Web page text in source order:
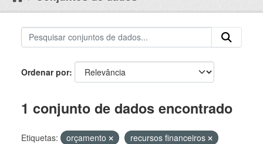
Ordenar por
1 conjunto de dados encontrado
Etiquetas: orçamento
recursos financeiros